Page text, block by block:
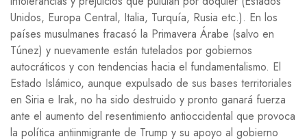
Unidos, Europa Central, Italia, Turquía, Rusia etc.). En los
países musulmanes fracasó la Primavera Árabe (salvo en
Túnez) y nuevamente están tutelados por gobiernos
autocráticos y con tendencias hacia el fundamentalismo. El
Estado Islámico, aunque expulsado de sus bases territoriales
en Siria e Irak, no ha sido destruido y pronto ganará fuerza
ante el aumento del resentimiento antioccidental que provoca
la política antiinmigrante de Trump y su apoyo al gobierno